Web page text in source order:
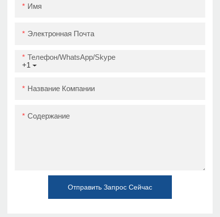
рулон
Имя
Электронная Почта
+1
Телефон/WhatsApp/Skype
Название Компании
Содержание
Отправить Запрос Сейчас